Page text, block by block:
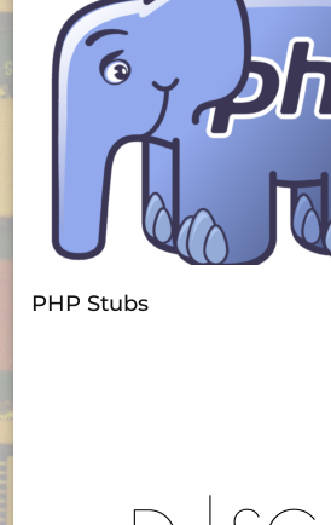
PHP Stubs